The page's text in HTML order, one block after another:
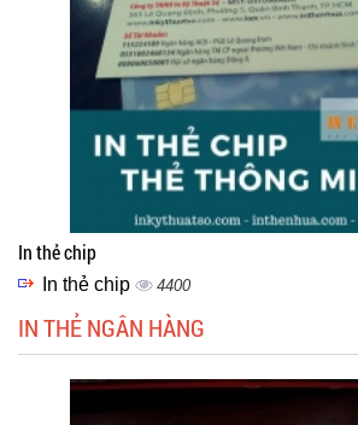
In thẻ chip
In thẻ chip 4400
IN THẺ NGÂN HÀNG